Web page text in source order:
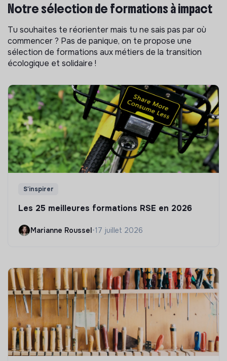
Notre sélection de formations à impact
Tu souhaites te réorienter mais tu ne sais pas par où
commencer ? Pas de panique, on te propose une
sélection de formations aux métiers de la transition
écologique et solidaire !
S'inspirer
Les 25 meilleures formations RSE en 2026
Marianne Roussel•17 juillet 2026